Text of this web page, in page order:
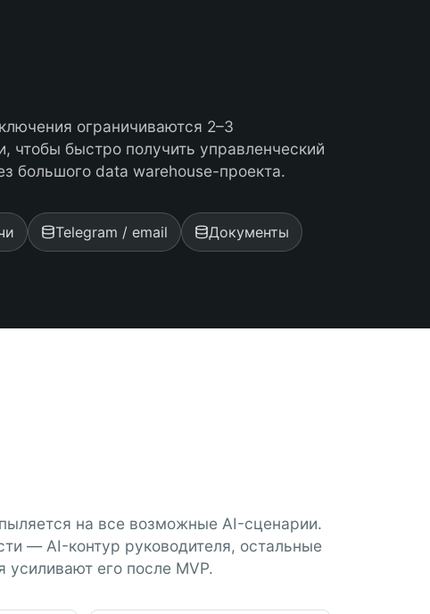
ограничиваются 2–3
чтобы быстро получить управленческий
большого data warehouse-проекта.
Telegram / email Документы
на все возможные AI-сценарии.
— AI-контур руководителя, остальные
усиливают его после MVP.